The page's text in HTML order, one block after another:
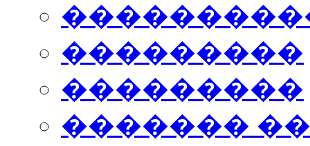
���������
���������
�������